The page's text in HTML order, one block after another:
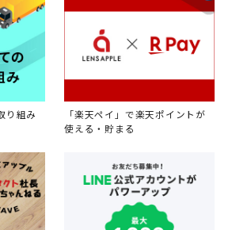
り組み
「楽天ペイ」で楽天ポイントが
使える・貯まる